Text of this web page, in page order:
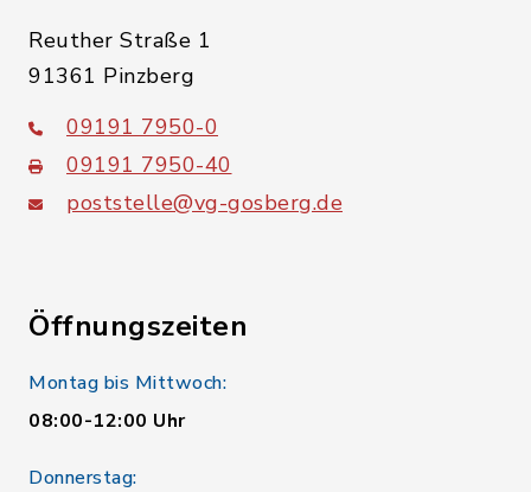
Reuther Straße 1
91361 Pinzberg
09191 7950-0
09191 7950-40
poststelle@vg-gosberg.de
Öffnungszeiten
Montag bis Mittwoch:
08:00-12:00 Uhr
Donnerstag: